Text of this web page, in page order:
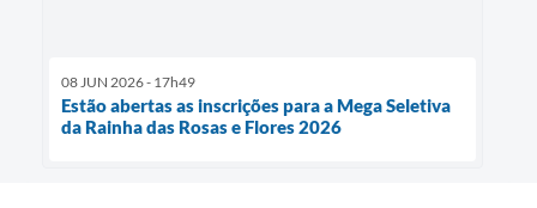
08 JUN 2026 - 17h49
Estão abertas as inscrições para a Mega Seletiva
da Rainha das Rosas e Flores 2026